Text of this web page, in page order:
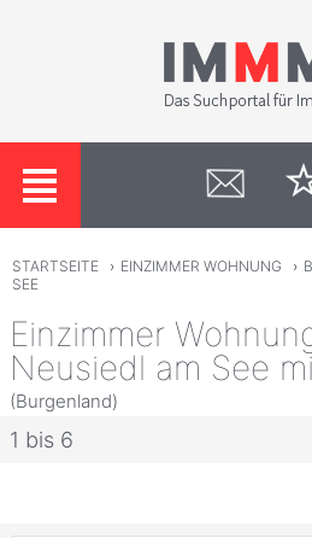
STARTSEITE › EINZIMMER WOHNUNG ›
SEE
Einzimmer
Neusiedl am See
(Burgenland)
1 bis 6